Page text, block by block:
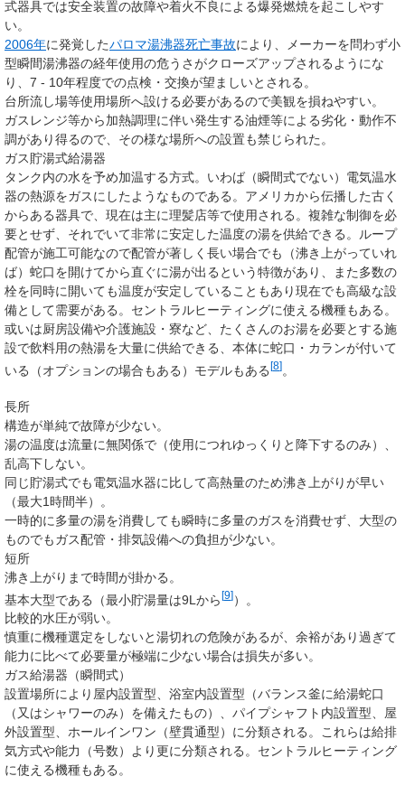
式器具では安全装置の故障や着火不良による爆発燃焼を起こしやす
い。
2006年に発覚したパロマ湯沸器死亡事故により、メーカーを問わず小
型瞬間湯沸器の経年使用の危うさがクローズアップされるようにな
り、7 - 10年程度での点検・交換が望ましいとされる。
台所流し場等使用場所へ設ける必要があるので美観を損ねやすい。
ガスレンジ等から加熱調理に伴い発生する油煙等による劣化・動作不
調があり得るので、その様な場所への設置も禁じられた。
ガス貯湯式給湯器
タンク内の水を予め加温する方式。いわば（瞬間式でない）電気温水
器の熱源をガスにしたようなものである。アメリカから伝播した古く
からある器具で、現在は主に理髪店等で使用される。複雑な制御を必
要とせず、それでいて非常に安定した温度の湯を供給できる。ループ
配管が施工可能なので配管が著しく長い場合でも（沸き上がっていれ
ば）蛇口を開けてから直ぐに湯が出るという特徴があり、また多数の
栓を同時に開いても温度が安定していることもあり現在でも高級な設
備として需要がある。セントラルヒーティングに使える機種もある。
或いは厨房設備や介護施設・寮など、たくさんのお湯を必要とする施
設で飲料用の熱湯を大量に供給できる、本体に蛇口・カランが付いて
いる（オプションの場合もある）モデルもある [8] 。
長所
構造が単純で故障が少ない。
湯の温度は流量に無関係で（使用につれゆっくりと降下するのみ）、
乱高下しない。
同じ貯湯式でも電気温水器に比して高熱量のため沸き上がりが早い
（最大1時間半）。
一時的に多量の湯を消費しても瞬時に多量のガスを消費せず、大型の
ものでもガス配管・排気設備への負担が少ない。
短所
沸き上がりまで時間が掛かる。
基本大型である（最小貯湯量は9Lから[9]）。
比較的水圧が弱い。
慎重に機種選定をしないと湯切れの危険があるが、余裕があり過ぎて
能力に比べて必要量が極端に少ない場合は損失が多い。
ガス給湯器（瞬間式）
設置場所により屋内設置型、浴室内設置型（バランス釜に給湯蛇口
（又はシャワーのみ）を備えたもの）、パイプシャフト内設置型、屋
外設置型、ホールインワン（壁貫通型）に分類される。これらは給排
気方式や能力（号数）より更に分類される。セントラルヒーティング
に使える機種もある。